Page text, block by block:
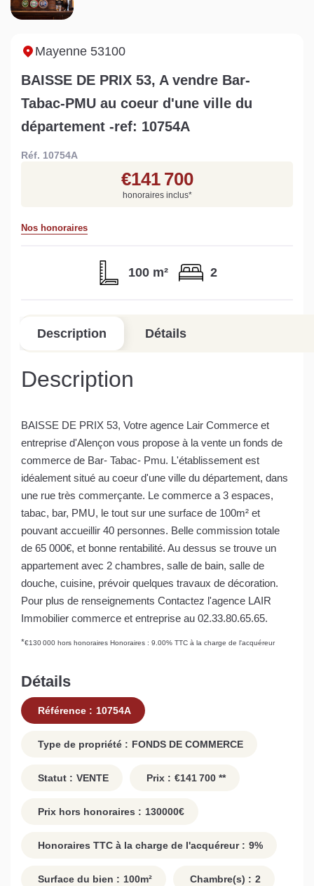
Sarthe pour booster sa
vente
Rapide et gratuit, recevez votre estimation
en quelques clics.
Estimer mon bien maintenant
Mayenne 53100
BAISSE DE PRIX 53, A vendre Bar-
Tabac-PMU au coeur d'une ville du
département -ref: 10754A
Réf. 10754A
€141 700
honoraires inclus*
Nos honoraires
100 m² 2
Description Détails
Description
BAISSE DE PRIX 53, Votre agence Lair Commerce et
entreprise d'Alençon vous propose à la vente un fonds de
commerce de Bar- Tabac- Pmu. L'établissement est
idéalement situé au coeur d'une ville du département, dans
une rue très commerçante. Le commerce a 3 espaces,
tabac, bar, PMU, le tout sur une surface de 100m² et
pouvant accueillir 40 personnes. Belle commission totale
de 65 000€, et bonne rentabilité. Au dessus se trouve un
appartement avec 2 chambres, salle de bain, salle de
douche, cuisine, prévoir quelques travaux de décoration.
Pour plus de renseignements Contactez l'agence LAIR
Immobilier commerce et entreprise au 02.33.80.65.65.
*€130 000 hors honoraires Honoraires : 9.00% TTC à la charge de l'acquéreur
Détails
Référence : 10754A
Type de propriété : FONDS DE COMMERCE
Statut : VENTE Prix : €141 700 **
Prix hors honoraires : 130000€
Honoraires TTC à la charge de l'acquéreur : 9%
Surface du bien : 100m² Chambre(s) : 2